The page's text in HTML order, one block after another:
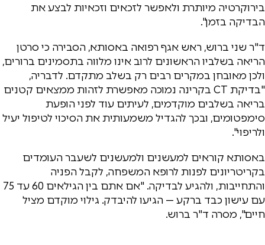
בירוקרטיה מיותרת ולאפשר לזכאים וזכאיות לבצע את
הבדיקה בזמן".
ד"ר שני ברוש, ראש אגף רפואה באסותא, הסבירה כי סרטן
הריאה בשלביו הראשונים לרוב אינו מלווה בתסמינים ברורים,
ולכן מאובחן במקרים רבים רק בשלב מתקדם. לדבריה,
"בדיקת CT בקרינה נמוכה מאפשרת לזהות ממצאים קטנים
בריאה בשלבים מוקדמים, לעיתים עוד לפני הופעת
סימפטומים, ובכך להגדיל משמעותית את הסיכוי לטיפול יעיל
ולריפוי".
באסותא קוראים למעשנים ולמעשנים לשעבר העומדים
בקריטריונים לפנות לרופא המשפחה, לקבל הפניה
והתחייבות, ולהגיע לבדיקה. "אם אתם בין הגילאים 60 עד 75
עם עישון כבד ברקע — הגיעו להיבדק. גילוי מוקדם מציל
חיים", מסרה ד"ר ברוש.